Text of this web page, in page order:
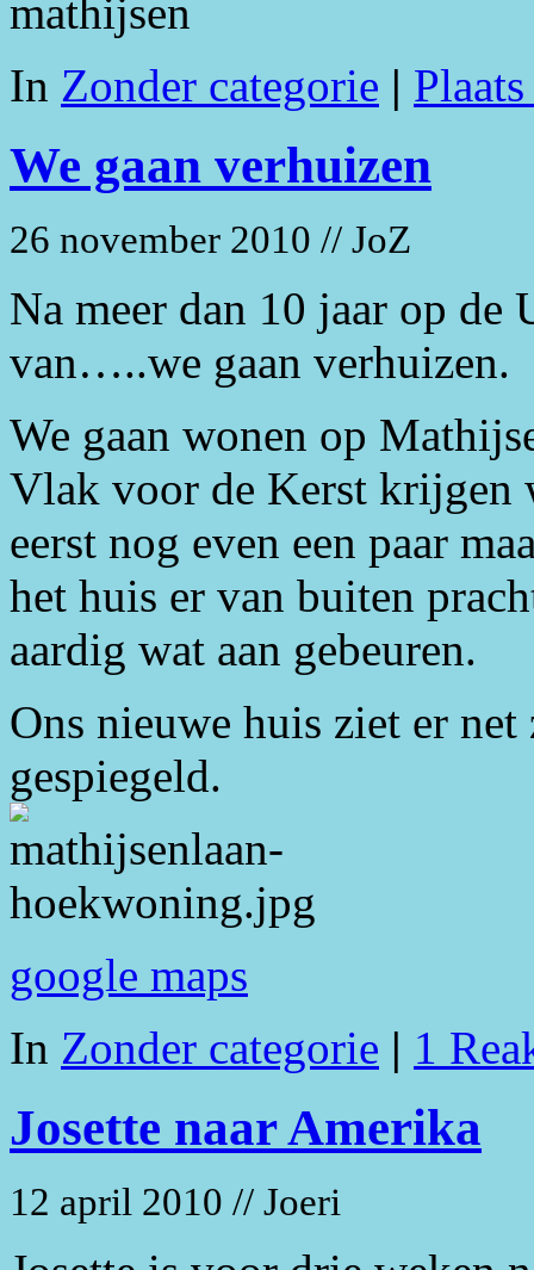
In Zonder categorie |
We gaan verhuizen
26 november 2010 // JoZ
Na meer dan 10 jaar op de
van…..we gaan verhuizen.
We gaan wonen op
Vlak voor de Kerst krijgen
eerst nog even een paar
het huis er van buiten
aardig wat aan gebeuren.
Ons nieuwe huis ziet er
gespiegeld.
google maps
In Zonder categorie | 1
Josette naar Amerika
12 april 2010 // Joeri